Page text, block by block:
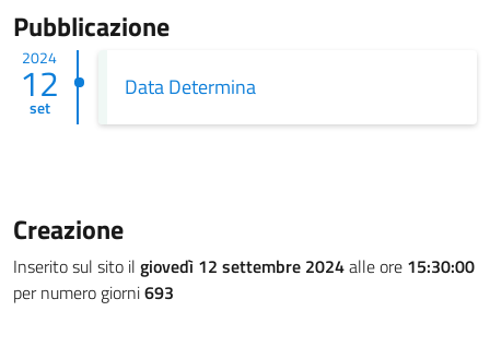
Pubblicazione
2024
12
set
Data Determina
Creazione
Inserito sul sito il giovedì 12 settembre 2024alle ore 15:30:00
per numero giorni693